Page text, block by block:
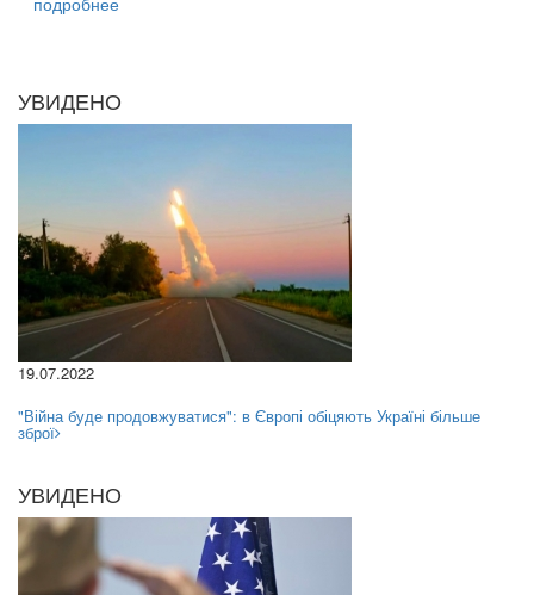
УВИДЕНО
19.07.2022
"Війна буде продовжуватися": в Європі обіцяють Україні більше
зброї
УВИДЕНО